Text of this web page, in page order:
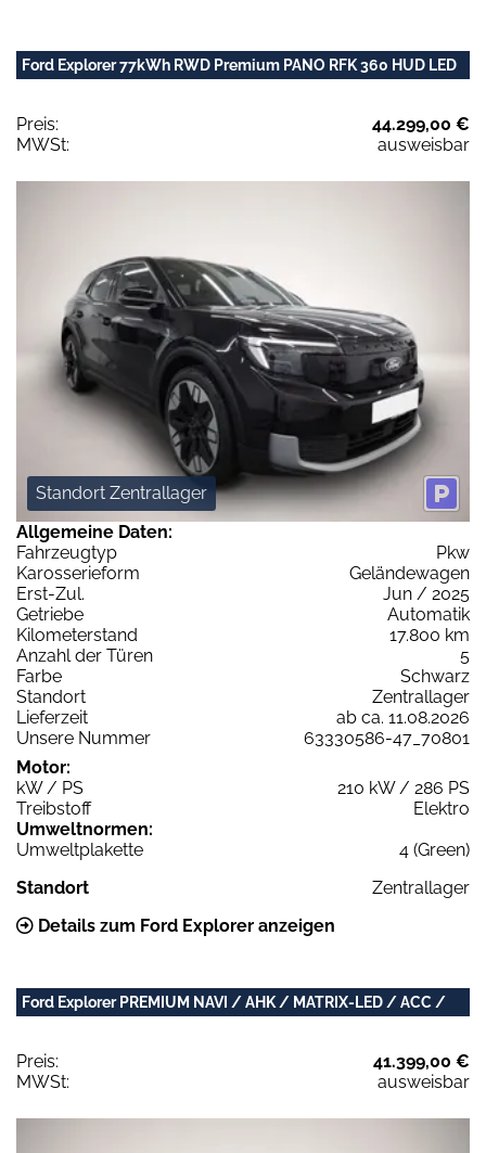
Ford Explorer 77kWh RWD Premium PANO RFK 360 HUD LED
Preis:
44.299,00 €
MWSt:
ausweisbar
Standort Zentrallager
Allgemeine Daten:
Fahrzeugtyp
Pkw
Karosserieform
Geländewagen
Erst-Zul.
Jun / 2025
Getriebe
Automatik
Kilometerstand
17.800 km
Anzahl der Türen
5
Farbe
Schwarz
Standort
Zentrallager
Lieferzeit
ab ca. 11.08.2026
Unsere Nummer
63330586-47_70801
Motor:
kW / PS
210 kW / 286 PS
Treibstoff
Elektro
Umweltnormen:
Umweltplakette
4 (Green)
Standort
Zentrallager
Details zum Ford Explorer anzeigen
Ford Explorer PREMIUM NAVI / AHK / MATRIX-LED / ACC /
Preis:
41.399,00 €
MWSt:
ausweisbar